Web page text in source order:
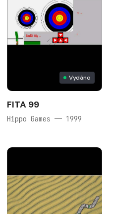
Vydáno
FITA 99
Hippo Games — 1999